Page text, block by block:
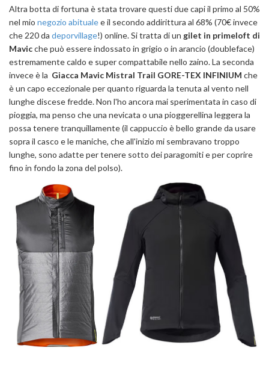
Altra botta di fortuna è stata trovare questi due capi il primo al 50%
nel mio negozio abitualee il secondo addirittura al 68% (70€ invece
che 220 da deporvillage!) online. Si tratta di un gilet in primeloft di
Mavicche può essere indossato in grigio o in arancio (doubleface)
estremamente caldo e super compattabile nello zaino. La seconda
invece è la Giacca Mavic Mistral Trail GORE-TEX INFINIUM che
è un capo eccezionale per quanto riguarda la tenuta al vento nell
lunghe discese fredde. Non l'ho ancora mai sperimentata in caso di
pioggia, ma penso che una nevicata o una pioggerellina leggera la
possa tenere tranquillamente (il cappuccio è bello grande da usare
sopra il casco e le maniche, che all'inizio mi sembravano troppo
lunghe, sono adatte per tenere sotto dei paragomiti e per coprire
fino in fondo la zona del polso).